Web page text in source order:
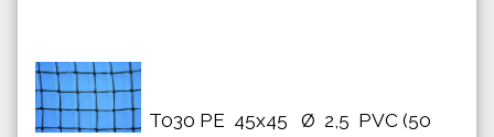
T030 PE 45x45 Ø 2,5 PVC (50